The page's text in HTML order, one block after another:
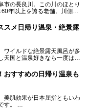
市の長良川。この川のほとり
年以上を誇る老舗。川側の
た食事も定評があります。
るんですよ。泊まりでも日
に楽しんでみてはいかがでし
。
スメ日帰り温泉・絶景露
ワイルドな絶景露天風呂が多
国と温泉好きなら一度は行
平湯温泉」「栃尾温泉」「新
して奥飛騨温泉郷と呼びま
ます。いずれも素晴らしい
おすすめの日帰り温泉も
美肌効果が日本屈指ともいわ
す。